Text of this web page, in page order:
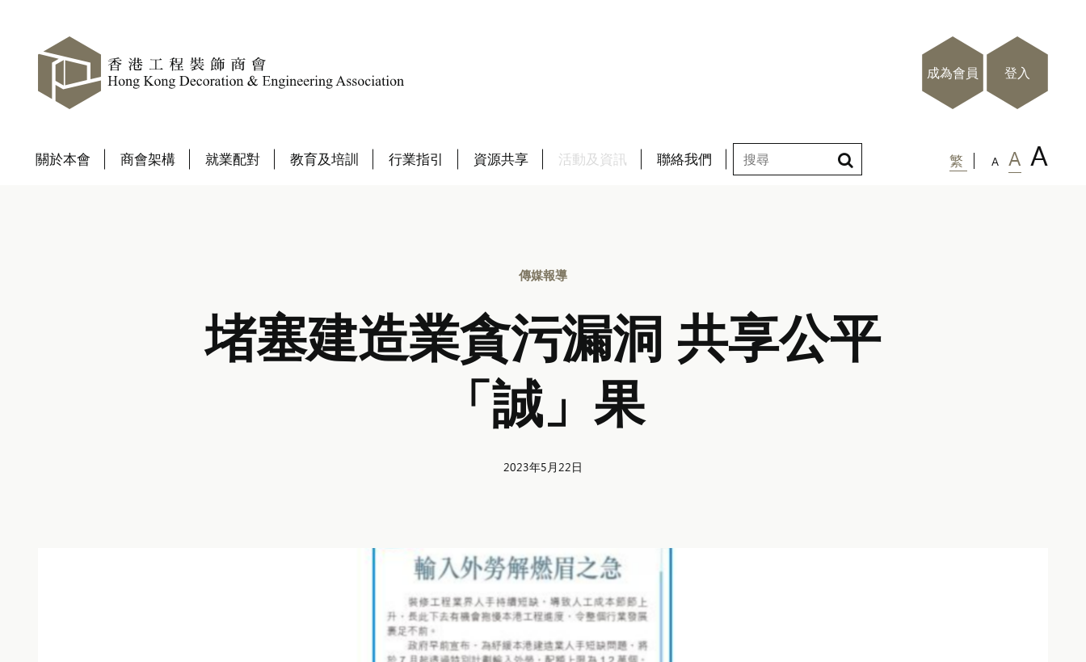
成為會員 登入
關於本會 商會架構 就業配對 教育及培訓 行業指引 資源共享 活動及資訊 聯絡我們 繁 A A A
傳媒報導
堵塞建造業貪污漏洞 共享公平
「誠」果
2023年5月22日